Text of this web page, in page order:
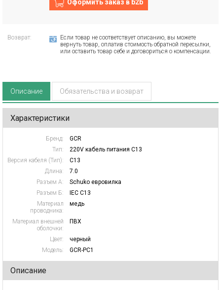
Оформить заказ в b2b
Возврат:
Если товар не соответствует описанию, вы можете
вернуть товар, оплатив стоимость обратной пересылки,
или оставить товар себе и договориться о компенсации.
Описание Обязательства и возврат
Характеристики
Бренд:
GCR
Тип:
220V кабель питания C13
Версия кабеля (Тип):
C13
Длина:
7.0
Разъем А:
Schuko евровилка
Разъем Б:
IEC C13
Материал
проводника:
медь
Материал внешней
оболочки:
ПВХ
Цвет:
черный
Модель:
GCR-PC1
Описание